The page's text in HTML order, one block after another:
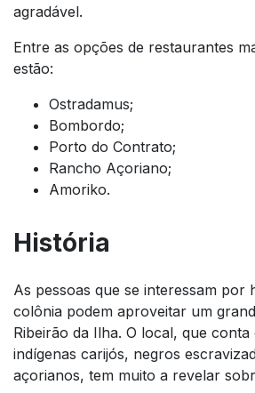
agradável.
Entre as opções de restaurantes
estão:
Ostradamus;
Bombordo;
Porto do Contrato;
Rancho Açoriano;
Amoriko.
História
As pessoas que se interessam por
colônia podem aproveitar um
Ribeirão da Ilha. O local, que
indígenas carijós, negros
açorianos, tem muito a revelar